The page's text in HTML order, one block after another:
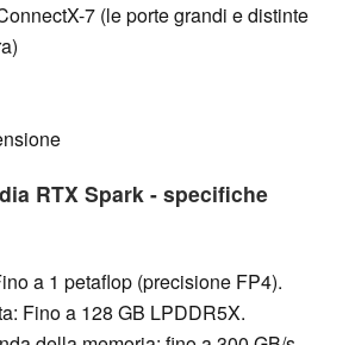
7 (le porte grandi e distinte
RTX Spark - specifiche
a 1 petaflop (precisione FP4).
Fino a 128 GB LPDDR5X.